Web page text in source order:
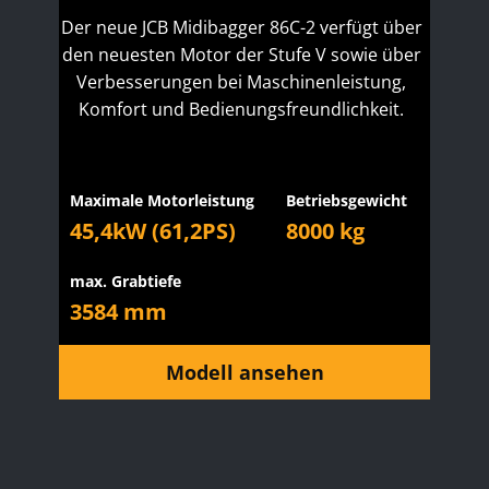
Der neue JCB Midibagger 86C-2 verfügt über
den neuesten Motor der Stufe V sowie über
Verbesserungen bei Maschinenleistung,
Komfort und Bedienungsfreundlichkeit.
Maximale Motorleistung
45,4kW (61,2PS)
Betriebsgewicht
8000 kg
max. Grabtiefe
3584 mm
Modell ansehen